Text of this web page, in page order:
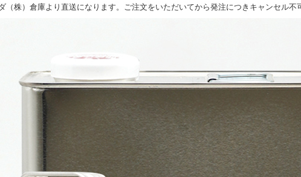
（株）倉庫より直送になります。ご注文をいただいてから発注につきキャンセル不